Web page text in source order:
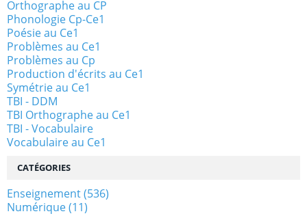
Orthographe au CP
Phonologie Cp-Ce1
Poésie au Ce1
Problèmes au Ce1
Problèmes au Cp
Production d'écrits au Ce1
Symétrie au Ce1
TBI - DDM
TBI Orthographe au Ce1
TBI - Vocabulaire
Vocabulaire au Ce1
CATÉGORIES
Enseignement(536)
Numérique(11)